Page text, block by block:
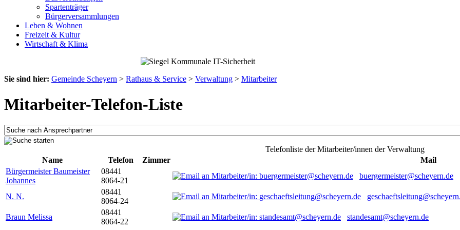
Spartenträger
Bürgerversammlungen
Leben & Wohnen
Freizeit & Kultur
Wirtschaft & Klima
Sie sind hier: Gemeinde Scheyern > Rathaus & Service > Verwaltung > Mitarbeiter
Mitarbeiter-Telefon-Liste
Telefonliste der Mitarbeiter/innen der Verwaltung
Name
Telefon Zimmer
Mail
Bürgermeister Baumeister
Johannes
08441
8064-21
buergermeister@scheyern.de
N. N.
08441
8064-24
Braun Melissa
08441
8064-22
standesamt@scheyern.de